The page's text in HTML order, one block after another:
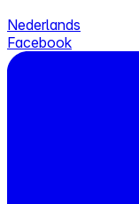
Nederlands
Facebook